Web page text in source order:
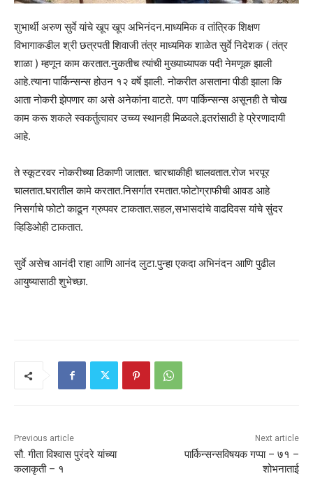
शुभार्थी अरुण सुर्वे यांचे खूप खूप अभिनंदन.माध्यमिक व तांत्रिक शिक्षण
विभागाकडील श्री छत्रपती शिवाजी तंत्र माध्यमिक शाळेत सुर्वे निदेशक ( तंत्र
शाळा ) म्हणून काम करतात.नुकतीच त्यांची मुख्याध्यापक पदी नेमणूक झाली
आहे.त्याना पार्किन्सन्स होउन १२ वर्षे झाली. नोकरीत असताना पीडी झाला कि
आता नोकरी झेपणार का असे अनेकांना वाटते. पण पार्किन्सन्स असूनही ते चोख
काम करू शकले स्वकर्तुत्वावर उच्च्य स्थानही मिळवले.इतरांसाठी हे प्रेरणादायी
आहे.
ते स्कूटरवर नोकरीच्या ठिकाणी जातात. चारचाकीही चालवतात.रोज भरपूर
चालतात.घरातील कामे करतात.निसर्गात रमतात.फोटोग्राफीची आवड आहे
निसर्गाचे फोटो काढून ग्रुपवर टाकतात.सहल,सभासदांचे वाढदिवस यांचे सुंदर
व्हिडिओही टाकतात.
सुर्वे असेच आनंदी राहा आणि आनंद लुटा.पुन्हा एकदा अभिनंदन आणि पुढील
आयुष्यासाठी शुभेच्छा.
Previous article
सौ. गीता विश्वास पुरंदरे यांच्या
कलाकृती – १
Next article
पार्किन्सन्सविषयक गप्पा – ७१ –
शोभनाताई